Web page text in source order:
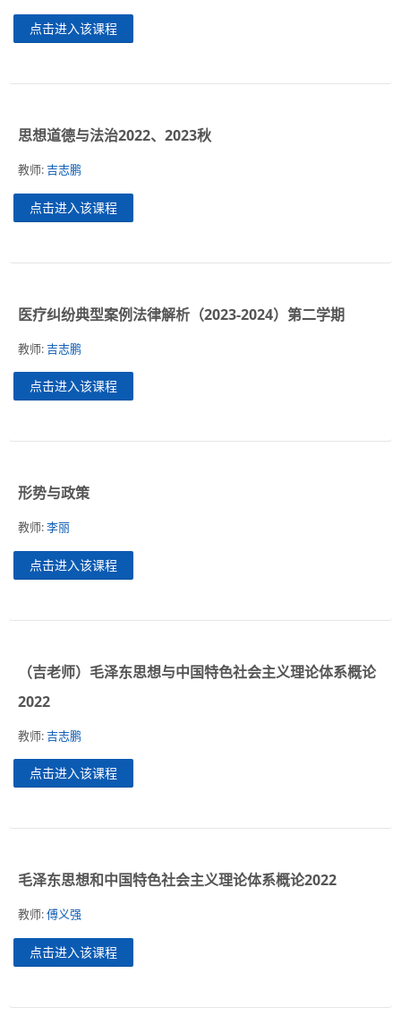
点击进入该课程
思想道德与法治2022、2023秋
教师:吉志鹏
点击进入该课程
医疗纠纷典型案例法律解析（2023-2024）第二学期
教师:吉志鹏
点击进入该课程
形势与政策
教师:李丽
点击进入该课程
（吉老师）毛泽东思想与中国特色社会主义理论体系概论
2022
教师:吉志鹏
点击进入该课程
毛泽东思想和中国特色社会主义理论体系概论2022
教师:傅义强
点击进入该课程